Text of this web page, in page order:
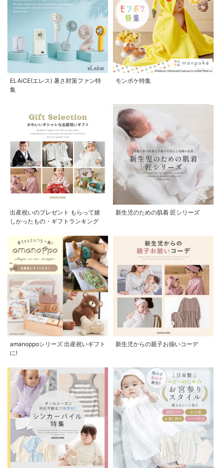
ELAiCE(エレス) 暑さ対策ファン特
集
モンポケ特集
出産祝いのプレゼント もらって嬉
しかったもの・ギフトランキング
新生児のための肌着 匠シリーズ
amanoppoシリーズ 出産祝いギフト
に!
新生児からの親子お揃いコーデ